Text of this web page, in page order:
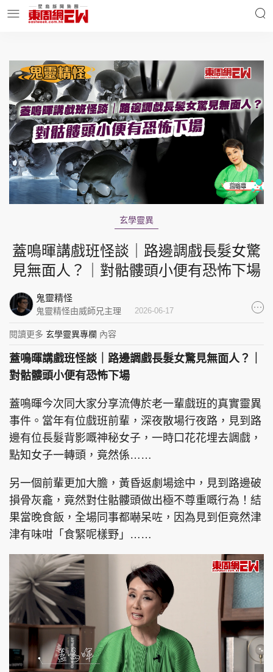
明星名人 時事財經
東周Ladies 優享生活
東周食玩通
集團旗下品牌
東周刊 cazbuyer 東Touch
PCM 電腦廣場 星島頭條 星島日報
頭條日報 星島環球 The Standard
頭條搵工 EDUPLUS
關於我們 使用條款
玄學靈異
蓋鳴暉講戲班怪談｜路邊調戲長髮女驚
見無面人？｜對骷髏頭小便有恐怖下場
鬼靈精怪
鬼靈精怪由威師兄主理 2026-06-17
閱讀更多 玄學靈異專欄 內容
蓋鳴暉講戲班怪談｜路邊調戲長髮女驚見無面人？｜
對骷髏頭小便有恐怖下場
蓋鳴暉今次同大家分享流傳於老一輩戲班的真實靈異
事件。當年有位戲班前輩，深夜散場行夜路，見到路
邊有位長髮背影嘅神秘女子，一時口花花埋去調戲，
點知女子一轉頭，竟然係……
另一個前輩更加大膽，黃昏返劇場途中，見到路邊破
損骨灰龕，竟然對住骷髏頭做出極不尊重嘅行為！結
果當晚食飯，全場同事都嚇呆咗，因為見到佢竟然津
津有味咁「食緊呢樣野」……